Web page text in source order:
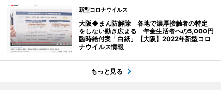
新型コロナウイルス
大阪◆まん防解除 各地で濃厚接触者の特定
をしない動き広まる 年金生活者への5,000円
臨時給付案「白紙」【大阪】2022年新型コロ
ナウイルス情報
もっと見る